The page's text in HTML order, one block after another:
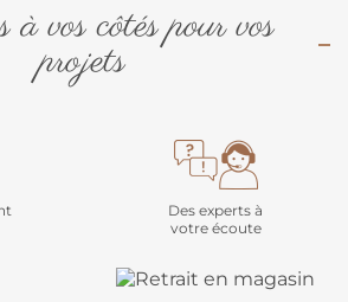
vos côtés pour vos
projets
Des experts à
votre écoute